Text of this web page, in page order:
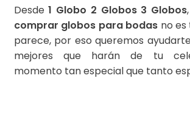
Desde1 Globo 2 Globos 3 Globos
comprar globos para bodas no
parece, por eso queremos
mejores que harán de tu
momento tan especial que tanto